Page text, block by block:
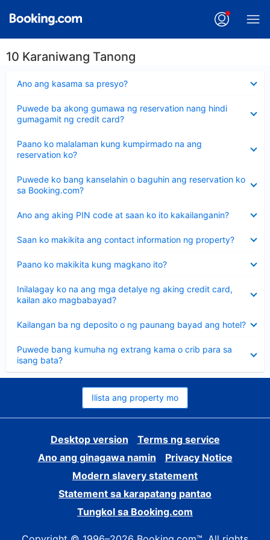
10 Karaniwang Tanong
Ano ang kasama sa presyo?
ang
Puwede ba akong gumawa ng reservation nang hindi
gumagamit ng credit card?
ang
sagot
Paano ko malalaman kung kumpirmado na ang
reservation ko?
ang
sagot
Puwede ko bang kanselahin o baguhin ang reservation ko
sa Booking.com?
ang
sagot
Ano ang aking PIN code at saan ko ito kakailanganin?
ang
Saan ko makikita ang contact information ng property?
ang
Paano ko makikita kung magkano ito?
ang
Inilalagay ko na ang mga detalye ng aking credit card,
kailan ako magbabayad?
ang
sagot
Kailangan ba ng deposito o ng paunang bayad ang hotel?
ang
Puwede bang kumuha ng extrang kama o crib para sa
isang bata?
ang
sagot
Ilista ang property mo
Desktop version
Terms ng service
Ano ang ginagawa namin
Privacy Notice
Modern slavery statement
Statement sa karapatang pantao
Tungkol sa Booking.com